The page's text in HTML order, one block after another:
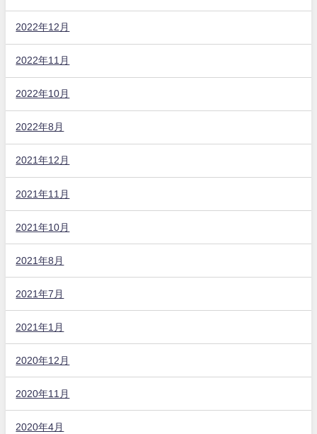
2022年12月
2022年11月
2022年10月
2022年8月
2021年12月
2021年11月
2021年10月
2021年8月
2021年7月
2021年1月
2020年12月
2020年11月
2020年4月